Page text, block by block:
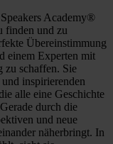
Academy®
finden und zu
Übereinstimmung
einem Experten mit
zu schaffen. Sie
inspirierenden
alle eine Geschichte
durch die
und neue
näherbringt. In